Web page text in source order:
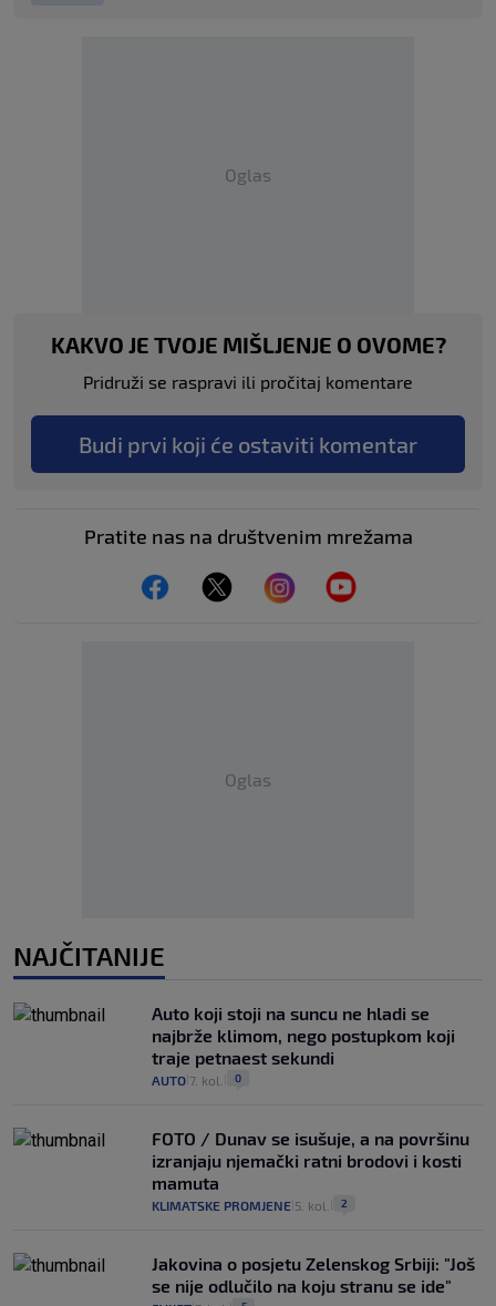
Oglas
KAKVO JE TVOJE MIŠLJENJE O OVOME?
Pridruži se raspravi ili pročitaj komentare
Budi prvi koji će ostaviti komentar
Pratite nas na društvenim mrežama
Oglas
NAJČITANIJE
Auto koji stoji na suncu ne hladi se
najbrže klimom, nego postupkom koji
traje petnaest sekundi
AUTO 7. kol. 0
FOTO / Dunav se isušuje, a na površinu
izranjaju njemački ratni brodovi i kosti
mamuta
KLIMATSKE PROMJENE 5. kol. 2
Jakovina o posjetu Zelenskog Srbiji: "Još
se nije odlučilo na koju stranu se ide"